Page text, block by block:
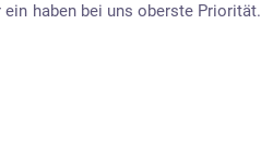
ein haben bei uns oberste Priorität.